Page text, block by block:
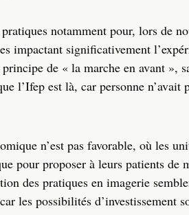
notamment pour, lors de
impactant significativement
de « la marche en avant »,
l’Ifep est là, car personne n’avait
n’est pas favorable, où les
pour proposer à leurs patients de
des pratiques en imagerie
les possibilités d’investissement